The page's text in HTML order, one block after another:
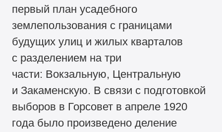
первый план усадебного
землепользования с границами
будущих улиц и жилых кварталов
с разделением на три
части: Вокзальную, Центральную
и Закаменскую. В связи с подготовкой
выборов в Горсовет в апреле 1920
года было произведено деление